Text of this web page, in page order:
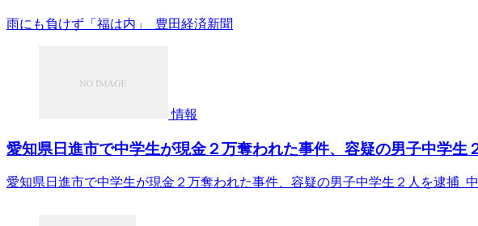
雨にも負けず「福は内」 豊田経済新聞
情報
愛知県日進市で中学生が現金２万奪われた事件、容疑の男子中学生
愛知県日進市で中学生が現金２万奪われた事件、容疑の男子中学生２人を逮捕